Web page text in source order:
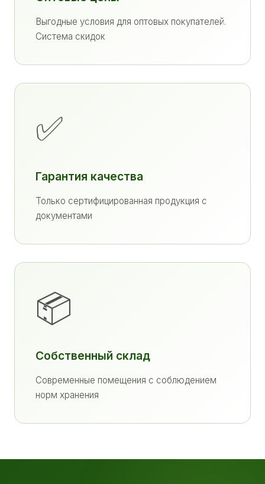
Выгодные условия для оптовых покупателей.
Система скидок
✅
Гарантия качества
Только сертифицированная продукция с
документами
📦
Собственный склад
Современные помещения с соблюдением
норм хранения